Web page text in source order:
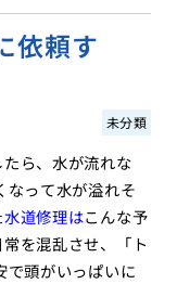
依頼す
未分類
ら、水が流れな
って水が溢れそ
道修理はこんな予
を混乱させ、「ト
で頭がいっぱいに